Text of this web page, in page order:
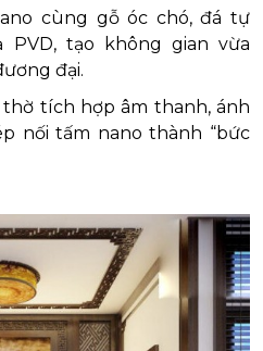
cùng gỗ óc chó, đá tự
PVD, tạo không gian vừa
đại.
tích hợp âm thanh, ánh
nối tấm nano thành “bức